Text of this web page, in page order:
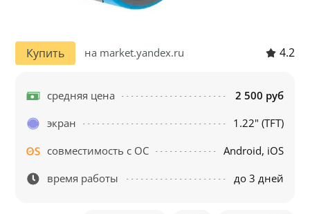
Купить на market.yandex.ru 4.2
средняя цена
2 500 руб
экран
1.22" (TFT)
совместимость с ОС
Android, iOS
время работы
до 3 дней